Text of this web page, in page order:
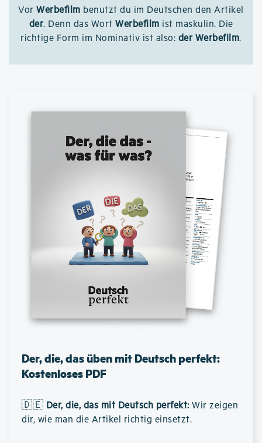
VorWerbefilm benutzt du im Deutschen den Artikel
der. Denn das Wort Werbefilm ist maskulin. Die
richtige Form im Nominativ ist also: der Werbefilm.
Der, die, das üben mit Deutsch perfekt:
Kostenloses PDF
🇩🇪 Der, die, das mit Deutsch perfekt: Wir zeigen
dir, wie man die Artikel richtig einsetzt.